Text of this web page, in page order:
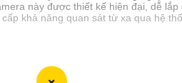
này được thiết kế hiện đại, dễ
khả năng quan sát từ xa qua hệ